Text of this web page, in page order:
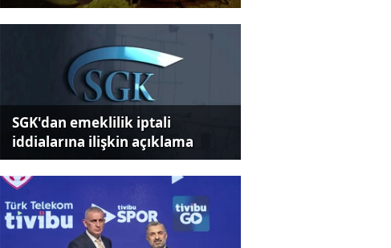
SGK'dan emeklilik iptali
iddialarına ilişkin açıklama